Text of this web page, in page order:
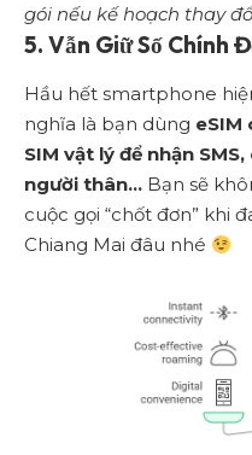
gói nếu kế hoạch thay
5. Vẫn Giữ Số Chính
Hầu hết smartphone
nghĩa là bạn dùng eSIM
SIM vật lý để nhận
người thân… Bạn sẽ
cuộc gọi “chốt đơn” khi
Chiang Mai đâu nhé